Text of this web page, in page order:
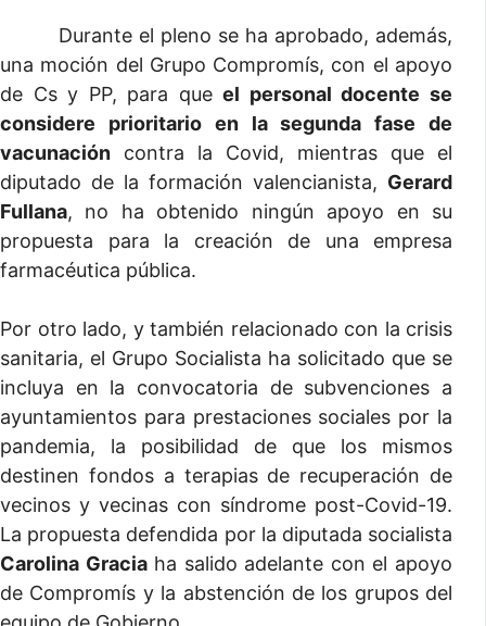
Durante el pleno se ha aprobado, además,
una moción del Grupo Compromís, con el apoyo
de Cs y PP, para queel personal docente se
considere prioritario en la segunda fase de
vacunación contra la Covid, mientras que el
diputado de la formación valencianista, Gerard
Fullana, no ha obtenido ningún apoyo en su
propuesta para la creación de una empresa
farmacéutica pública.
Por otro lado, y también relacionado con la crisis
sanitaria, el Grupo Socialista ha solicitado que se
incluya en la convocatoria de subvenciones a
ayuntamientos para prestaciones sociales por la
pandemia, la posibilidad de que los mismos
destinen fondos a terapias de recuperación de
vecinos y vecinas con síndrome post-Covid-19.
La propuesta defendida por la diputada socialista
Carolina Graciaha salido adelante con el apoyo
de Compromís y la abstención de los grupos del